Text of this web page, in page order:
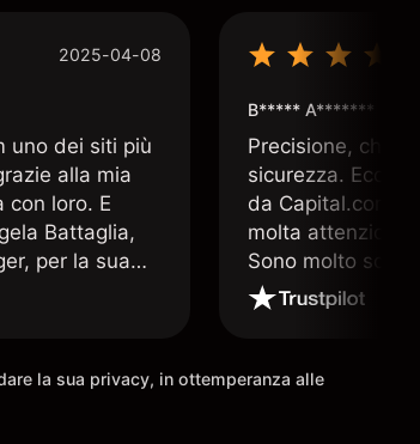
2025-04-08
uno dei siti più
alla mia
con loro. E
Battaglia,
per la sua
e
prezioso nel
la
B***** A*******
Precisione,
sicurezza. Ecco
da Capital.com.
molta attenzione
Sono molto
che offre
la sua privacy, in ottemperanza alle